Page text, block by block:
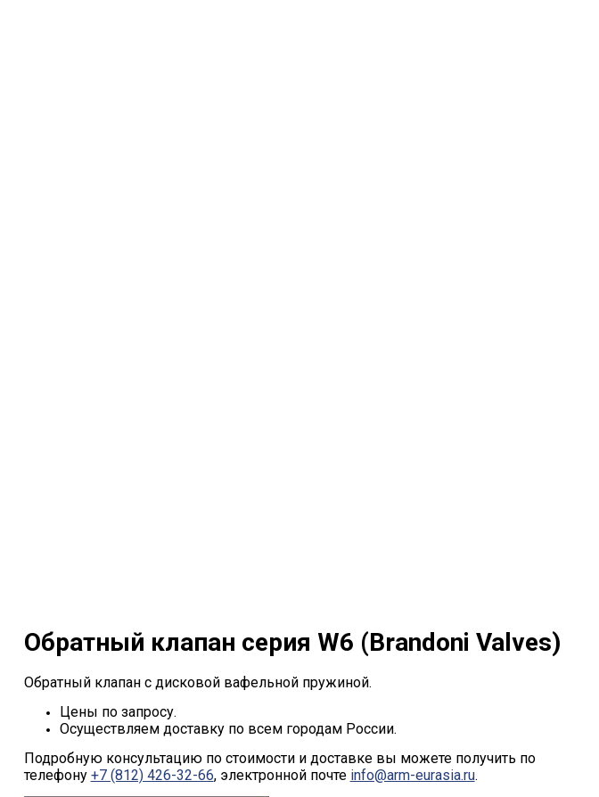
Обратный клапан серия W6 (Brandoni Valves)
Обратный клапан с дисковой вафельной пружиной.
Цены по запросу.
Осуществляем доставку по всем городам России.
Подробную консультацию по стоимости и доставке вы можете получить по
телефону +7 (812) 426-32-66, электронной почте info@arm-eurasia.ru.